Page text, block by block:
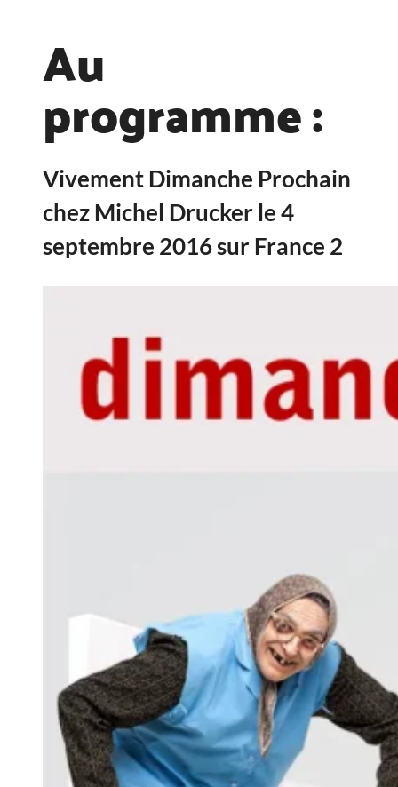
Au
programme :
Vivement Dimanche Prochain
chez Michel Drucker le 4
septembre 2016 sur France 2